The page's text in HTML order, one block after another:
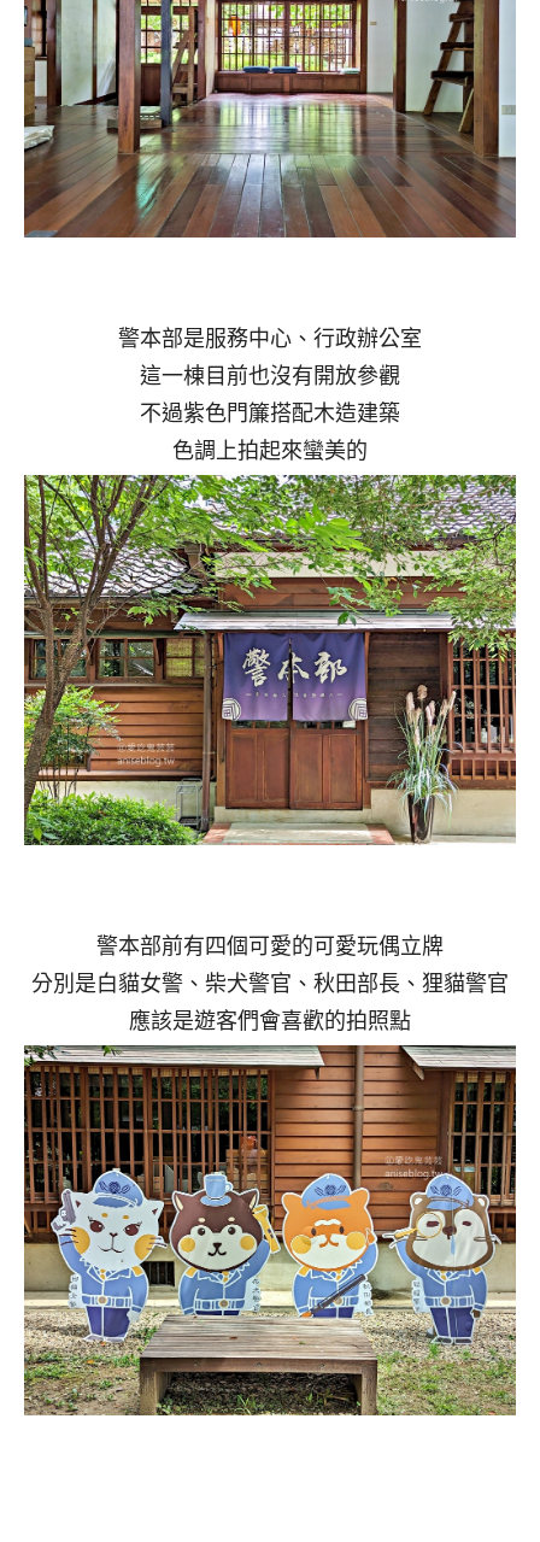
警本部是服務中心、行政辦公室
這一棟目前也沒有開放參觀
不過紫色門簾搭配木造建築
色調上拍起來蠻美的
警本部前有四個可愛的可愛玩偶立牌
分別是白貓女警、柴犬警官、秋田部長、狸貓警官
應該是遊客們會喜歡的拍照點